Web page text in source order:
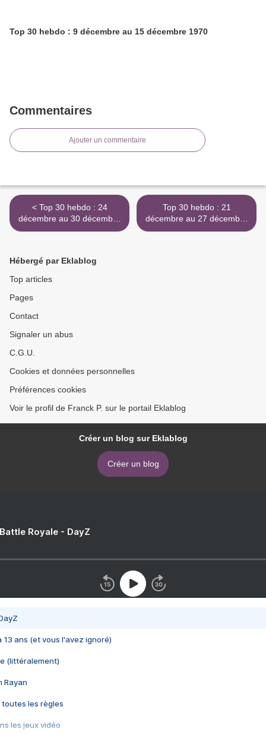
Top 30 hebdo : 9 décembre au 15 décembre 1970
Commentaires
Ajouter un commentaire
< Top 30 hebdo : 24
décembre au 30 décembre
1958
Top 30 hebdo : 21
décembre au 27 décembre
1966 >
Hébergé par Eklablog
Top articles
Pages
Contact
Signaler un abus
C.G.U.
Cookies et données personnelles
Préférences cookies
Voir le profil de Franck P. sur le portail Eklablog
Créer un blog sur Eklablog
Créer un blog
Royale - DayZ
13 ans (et vous l'avez ignoré)
(littéralement)
Rayan
toutes les règles
les jeux vidéo